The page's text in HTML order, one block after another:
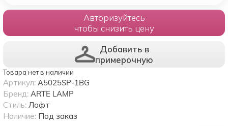
Авторизуйтесь
чтобы снизить цену
Добавить в
примерочную
Товара нет в наличии
Артикул: A5025SP-1BG
Бренд: ARTE LAMP
Стиль: Лофт
Наличие: Под заказ